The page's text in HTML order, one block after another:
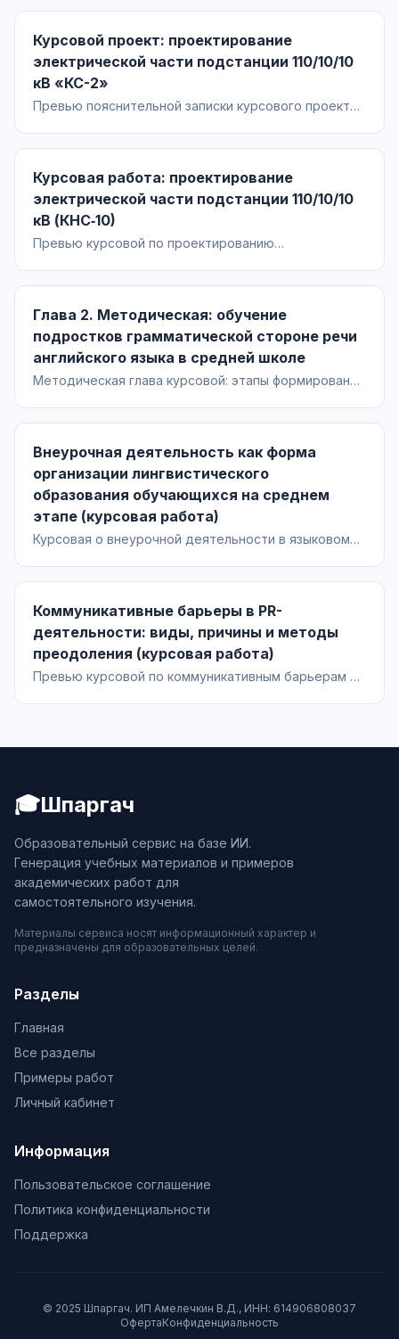
риски и судебная практика, практические кейсы
применения.
Курсовой проект: проектирование
электрической части подстанции 110/10/10
кВ «КС-2»
Превью пояснительной записки курсового проекта
шин и ведомость оборудования. Чертёж А1.
Курсовая работа: проектирование
электрической части подстанции 110/10/10
кВ (КНС‑10)
Превью курсовой по проектированию
подбор аппаратов, шин и ведомость оборудования.
Глава 2. Методическая: обучение
подростков грамматической стороне речи
английского языка в средней школе
Методическая глава курсовой: этапы формирования
фрагмента урока.
Внеурочная деятельность как форма
организации лингвистического
образования обучающихся на среднем
этапе (курсовая работа)
Курсовая о внеурочной деятельности в языковом
оценка результатов.
Коммуникативные барьеры в PR-
деятельности: виды, причины и методы
преодоления (курсовая работа)
Превью курсовой по коммуникативным барьерам в
рекомендациями и кейсами.
🎓Шпаргач
Образовательный сервис на базе ИИ.
Генерация учебных материалов и примеров
академических работ для
самостоятельного изучения.
Материалы сервиса носят информационный характер и
предназначены для образовательных целей.
Разделы
Главная
Все разделы
Примеры работ
Личный кабинет
Информация
Пользовательское соглашение
Политика конфиденциальности
Поддержка
© 2025 Шпаргач. ИП Амелечкин В.Д., ИНН: 614906808037
ОфертаКонфиденциальность